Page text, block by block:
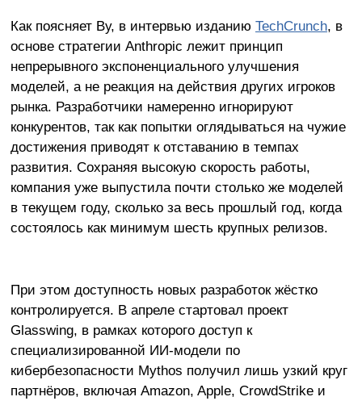
Как поясняет Ву, в интервью изданию TechCrunch, в
основе стратегии Anthropic лежит принцип
непрерывного экспоненциального улучшения
моделей, а не реакция на действия других игроков
рынка. Разработчики намеренно игнорируют
конкурентов, так как попытки оглядываться на чужие
достижения приводят к отставанию в темпах
развития. Сохраняя высокую скорость работы,
компания уже выпустила почти столько же моделей
в текущем году, сколько за весь прошлый год, когда
состоялось как минимум шесть крупных релизов.
При этом доступность новых разработок жёстко
контролируется. В апреле стартовал проект
Glasswing, в рамках которого доступ к
специализированной ИИ-модели по
кибербезопасности Mythos получил лишь узкий круг
партнёров, включая Amazon, Apple, CrowdStrike и